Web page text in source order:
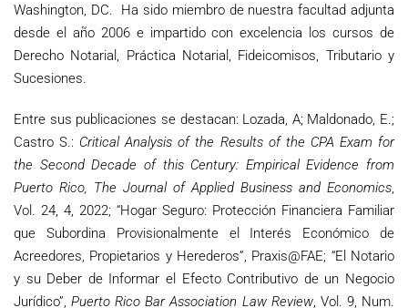
Washington, DC. Ha sido miembro de nuestra facultad adjunta
desde el año 2006 e impartido con excelencia los cursos de
Derecho Notarial, Práctica Notarial, Fideicomisos, Tributario y
Sucesiones.
Entre sus publicaciones se destacan: Lozada, A; Maldonado, E.;
Castro S.: Critical Analysis of the Results of the CPA Exam for
the Second Decade of this Century: Empirical Evidence from
Puerto Rico, The Journal of Applied Business and Economics
Vol. 24, 4, 2022; “Hogar Seguro: Protección Financiera Familiar
que Subordina Provisionalmente el Interés Económico de
Acreedores, Propietarios y Herederos”, Praxis@FAE; “El Notario
y su Deber de Informar el Efecto Contributivo de un Negocio
Jurídico”,Puerto Rico Bar Association Law Review, Vol. 9, Num.